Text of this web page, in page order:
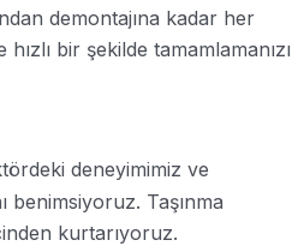
demontajına kadar her
bir şekilde tamamlamanızı
deneyimimiz ve
benimsiyoruz. Taşınma
kurtarıyoruz.